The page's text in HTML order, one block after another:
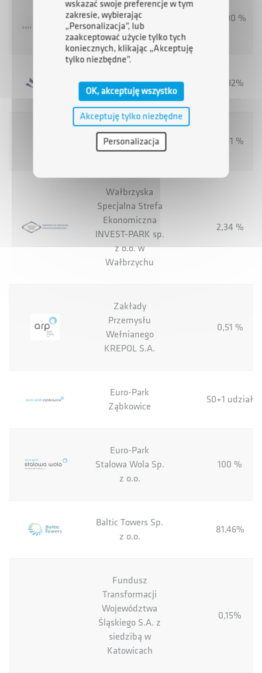
Gryf
Nieruchomości
sp. z o.o.
35,00 %
Zbrojeniowa S.A.
13,92%
Polski Holding
Obronny sp. z o.o.
15,11 %
Wałbrzyska
Specjalna Strefa
Ekonomiczna
INVEST-PARK sp.
z o.o. w
Wałbrzychu
2,34 %
Zakłady
Przemysłu
Wełnianego
KREPOL S.A.
0,51 %
Euro-Park
Ząbkowice
50+1 udział
Euro-Park
Stalowa Wola Sp.
z o.o.
100 %
Baltic Towers Sp.
z o.o.
81,46%
Fundusz
Transformacji
Województwa
Śląskiego S.A. z
siedzibą w
Katowicach
0,15%
wskazać swoje preferencje w tym
zakresie, wybierając
„Personalizacja”, lub
zaakceptować użycie tylko tych
koniecznych, klikając „Akceptuję
tylko niezbędne”.
OK, akceptuję wszystko
Akceptuję tylko niezbędne
Personalizacja